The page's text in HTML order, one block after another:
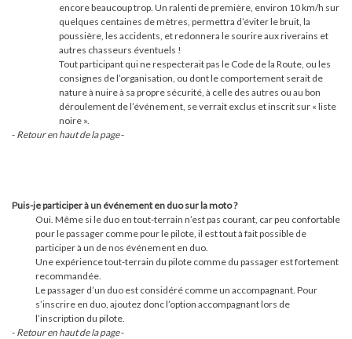
encore beaucoup trop. Un ralenti de première, environ 10 km/h sur
quelques centaines de mètres, permettra d’éviter le bruit, la
poussière, les accidents, et redonnera le sourire aux riverains et
autres chasseurs éventuels !
Tout participant qui ne respecterait pas le Code de la Route, ou les
consignes de l’organisation, ou dont le comportement serait de
nature à nuire à sa propre sécurité, à celle des autres ou au bon
déroulement de l’événement, se verrait exclus et inscrit sur « liste
noire ».
- Retour en haut de la page-
Puis-je participer à un événement en duo sur la moto ?
Oui. Même si le duo en tout-terrain n’est pas courant, car peu confortable
pour le passager comme pour le pilote, il est tout à fait possible de
participer à un de nos événement en duo.
Une expérience tout-terrain du pilote comme du passager est fortement
recommandée.
Le passager d’un duo est considéré comme un accompagnant. Pour
s’inscrire en duo, ajoutez donc l’option accompagnant lors de
l’inscription du pilote.
- Retour en haut de la page-